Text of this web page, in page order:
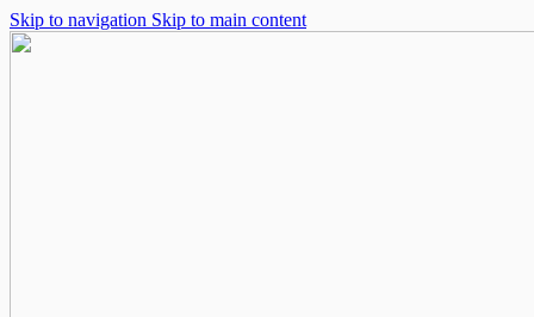
Skip to navigation Skip to main content